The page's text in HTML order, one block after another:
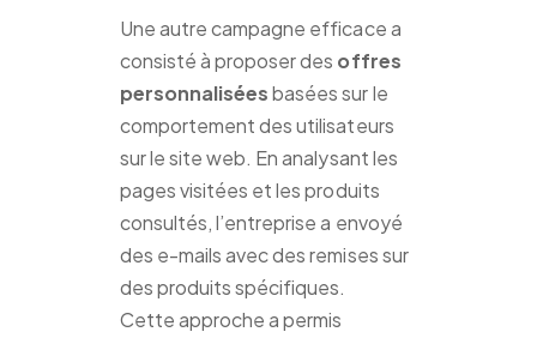
Une autre campagne efficace a
consisté à proposer des offres
personnaliséesbasées sur le
comportement des utilisateurs
sur le site web. En analysant les
pages visitées et les produits
consultés, l’entreprise a envoyé
des e-mails avec des remises sur
des produits spécifiques.
Cette approche a permis